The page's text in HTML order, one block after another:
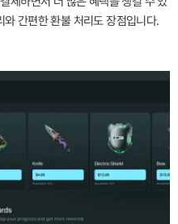
간편한 환불 처리도 장점입니다.